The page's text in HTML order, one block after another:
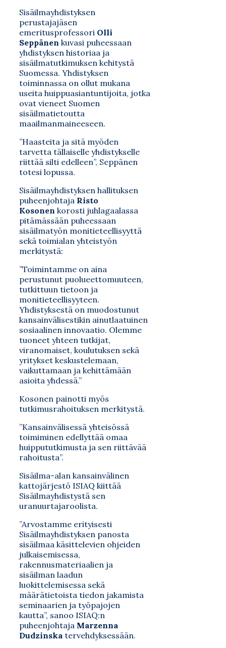
Sisäilmayhdistyksen
perustajajäsen
emeritusprofessori Olli
Seppänen kuvasi puheessaan
yhdistyksen historiaa ja
sisäilmatutkimuksen kehitystä
Suomessa. Yhdistyksen
toiminnassa on ollut mukana
useita huippuasiantuntijoita, jotka
ovat vieneet Suomen
sisäilmatietoutta
maailmanmaineeseen.
”Haasteita ja sitä myöden
tarvetta tällaiselle yhdistykselle
riittää silti edelleen”, Seppänen
totesi lopussa.
Sisäilmayhdistyksen hallituksen
puheenjohtaja Risto
Kosonen korosti juhlagaalassa
pitämässään puheessaan
sisäilmatyön monitieteellisyyttä
sekä toimialan yhteistyön
merkitystä:
”Toimintamme on aina
perustunut puolueettomuuteen,
tutkittuun tietoon ja
monitieteellisyyteen.
Yhdistyksestä on muodostunut
kansainvälisestikin ainutlaatuinen
sosiaalinen innovaatio. Olemme
tuoneet yhteen tutkijat,
viranomaiset, koulutuksen sekä
yritykset keskustelemaan,
vaikuttamaan ja kehittämään
asioita yhdessä.”
Kosonen painotti myös
tutkimusrahoituksen merkitystä.
”Kansainvälisessä yhteisössä
toimiminen edellyttää omaa
huippututkimusta ja sen riittävää
rahoitusta”.
Sisäilma-alan kansainvälinen
kattojärjestö ISIAQ kiittää
Sisäilmayhdistystä sen
uranuurtajaroolista.
”Arvostamme erityisesti
Sisäilmayhdistyksen panosta
sisäilmaa käsittelevien ohjeiden
julkaisemisessa,
rakennusmateriaalien ja
sisäilman laadun
luokittelemisessa sekä
määrätietoista tiedon jakamista
seminaarien ja työpajojen
kautta”, sanoo ISIAQ:n
puheenjohtaja Marzenna
Dudzinska tervehdyksessään.